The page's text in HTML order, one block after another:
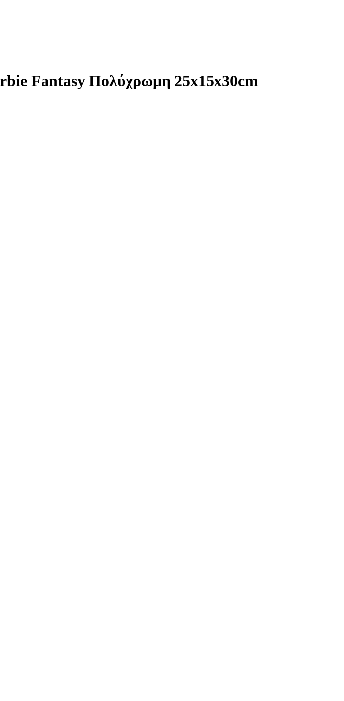
Fantasy Πολύχρωμη 25x15x30cm